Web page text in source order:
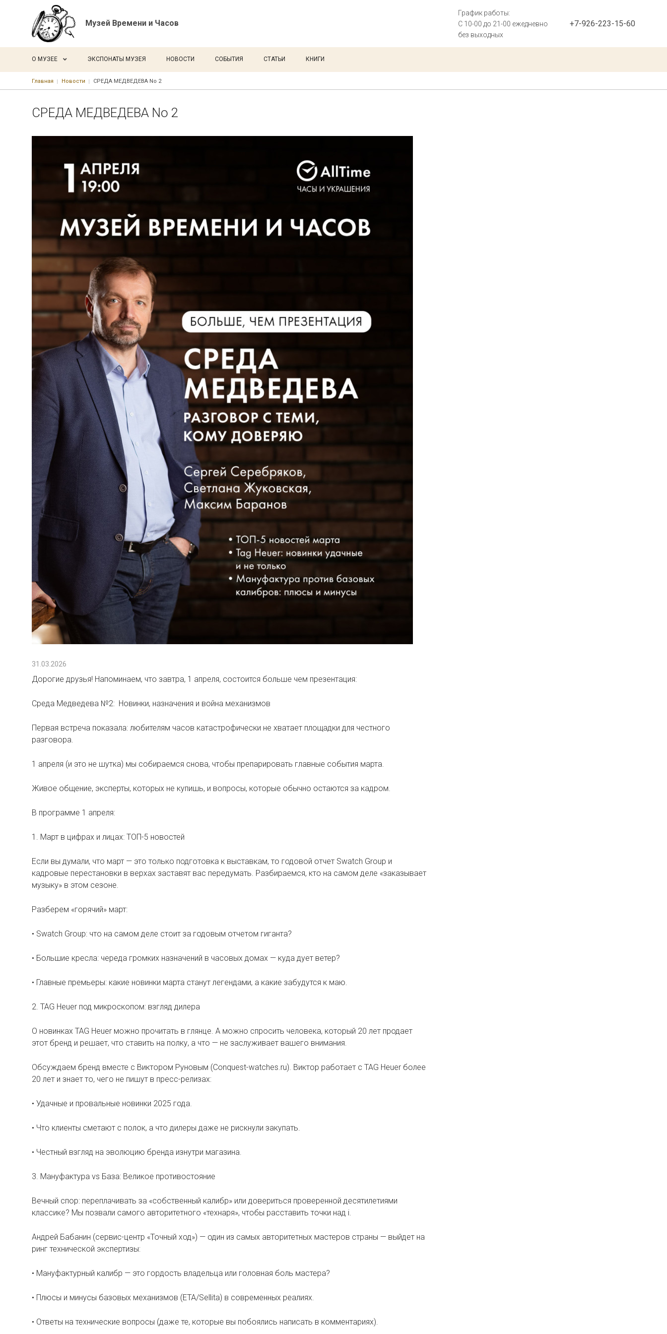
Музей Времени и Часов
График работы:
С 10-00 до 21-00 ежедневно
без выходных
+7-926-223-15-60
Основная навигация
О МУЗЕЕ ЭКСПОНАТЫ МУЗЕЯ НОВОСТИ СОБЫТИЯ СТАТЬИ КНИГИ
Строка навигации
Главная Новости СРЕДА МЕДВЕДЕВА No 2
СРЕДА МЕДВЕДЕВА No 2
31.03.2026
Дорогие друзья! Напоминаем, что завтра, 1 апреля, состоится больше чем презентация:
Среда Медведева №2: Новинки, назначения и война механизмов
Первая встреча показала: любителям часов катастрофически не хватает площадки для честного
разговора.
1 апреля (и это не шутка) мы собираемся снова, чтобы препарировать главные события марта.
Живое общение, эксперты, которых не купишь, и вопросы, которые обычно остаются за кадром.
В программе 1 апреля:
1. Март в цифрах и лицах: ТОП-5 новостей
Если вы думали, что март — это только подготовка к выставкам, то годовой отчет Swatch Group и
кадровые перестановки в верхах заставят вас передумать. Разбираемся, кто на самом деле «заказывает
музыку» в этом сезоне.
Разберем «горячий» март:
• Swatch Group: что на самом деле стоит за годовым отчетом гиганта?
• Большие кресла: череда громких назначений в часовых домах — куда дует ветер?
• Главные премьеры: какие новинки марта станут легендами, а какие забудутся к маю.
2. TAG Heuer под микроскопом: взгляд дилера
О новинках TAG Heuer можно прочитать в глянце. А можно спросить человека, который 20 лет продает
этот бренд и решает, что ставить на полку, а что — не заслуживает вашего внимания.
Обсуждаем бренд вместе с Виктором Руновым (Conquest-watches.ru). Виктор работает с TAG Heuer более
20 лет и знает то, чего не пишут в пресс-релизах:
• Удачные и провальные новинки 2025 года.
• Что клиенты сметают с полок, а что дилеры даже не рискнули закупать.
• Честный взгляд на эволюцию бренда изнутри магазина.
3. Мануфактура vs База: Великое противостояние
Вечный спор: переплачивать за «собственный калибр» или довериться проверенной десятилетиями
классике? Мы позвали самого авторитетного «технаря», чтобы расставить точки над i.
Андрей Бабанин (сервис-центр «Точный ход») — один из самых авторитетных мастеров страны — выйдет на
ринг технической экспертизы:
• Мануфактурный калибр — это гордость владельца или головная боль мастера?
• Плюсы и минусы базовых механизмов (ETA/Sellita) в современных реалиях.
• Ответы на технические вопросы (даже те, которые вы побоялись написать в комментариях).